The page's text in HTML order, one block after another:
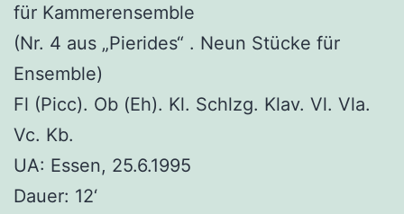
für Kammerensemble
(Nr. 4 aus „Pierides“ . Neun Stücke für
Ensemble)
Fl (Picc). Ob (Eh). Kl. Schlzg. Klav. Vl. Vla.
Vc. Kb.
UA: Essen, 25.6.1995
Dauer: 12‘